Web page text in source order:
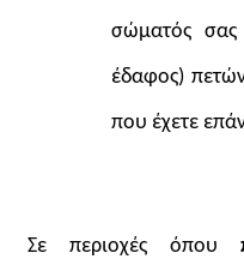
σώματός
έδαφος)
που έχετε
Σε περιοχές όπου